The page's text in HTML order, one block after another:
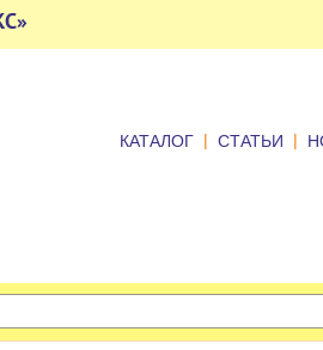
КАТАЛОГ | СТАТЬИ |